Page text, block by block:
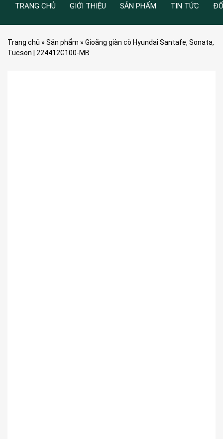
TRANG CHỦ GIỚI THIỆU SẢN PHẨM TIN TỨC
Trang chủ » Sản phẩm » Gioăng giàn cò Hyundai Santafe, Sonata,
Tucson | 224412G100-MB